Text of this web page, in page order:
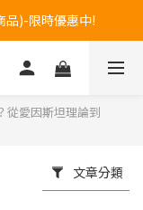
至週五08~17)
至週五08~17)
從愛因斯坦理論到
文章分類